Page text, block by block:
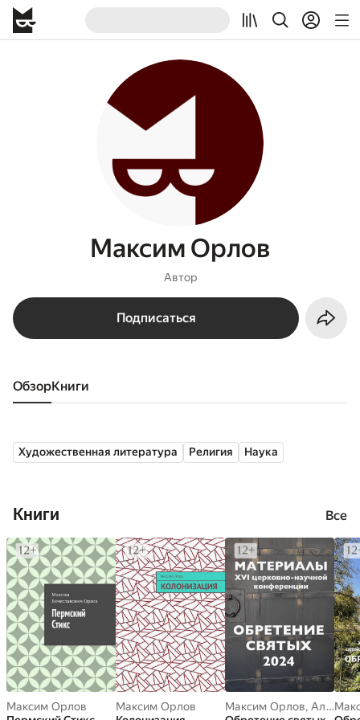
Максим Орлов
Автор
Подписаться
Обзор книги
Художественная литература Религия Наука
Книги Все
Максим Орлов
Максим Орлов
Максим Орлов, Александр Балыбердин